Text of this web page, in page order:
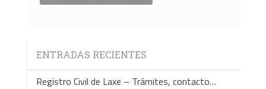
ENTRADAS RECIENTES
Registro Civil de Laxe – Trámites, contacto…